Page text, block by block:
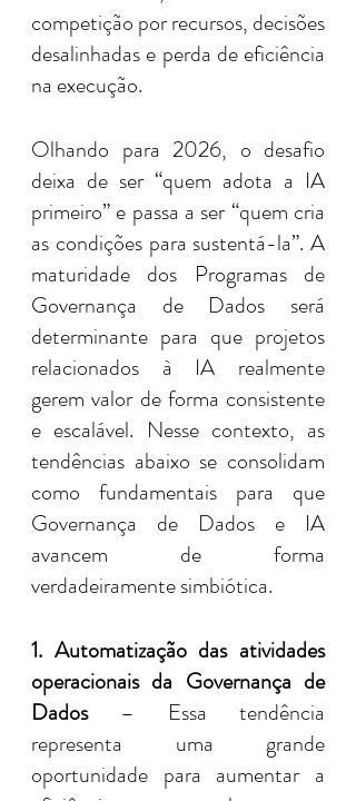
competição por recursos, decisões
desalinhadas e perda de eficiência
na execução.
Olhando para 2026, o desafio
deixa de ser “quem adota a IA
primeiro” e passa a ser “quem cria
as condições para sustentá-la”. A
maturidade dos Programas de
Governança de Dados será
determinante para que projetos
relacionados à IA realmente
gerem valor de forma consistente
e escalável. Nesse contexto, as
tendências abaixo se consolidam
como fundamentais para que
Governança de Dados e IA
avancem de forma
verdadeiramente simbiótica.
1. Automatização das atividades
operacionais da Governança de
Dados – Essa tendência
representa uma grande
oportunidade para aumentar a